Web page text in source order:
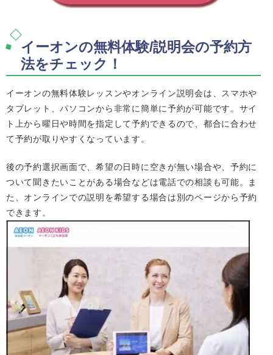
イーオンの無料体験/説明会の予約方
法をチェック！
イーオンの無料体験レッスンやオンライン説明会は、スマホや
タブレット、パソコンから非常に簡単に予約が可能です。サイ
ト上から曜日や時間を指定して予約できるので、都合に合わせ
て予約が取りやすくなっています。
後の予約選択画面で、希望の日時に空きが無い場合や、予約に
ついて聞きたいことがある場合などは電話での相談も可能。ま
た、オンラインでの説明を希望する場合は別のページから予約
できます。